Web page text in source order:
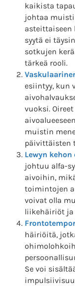
kaikista
johtaa
asteittaiseen
syytä ei
sotkujen
tärkeä rooli.
esiintyy, kun
vuoksi.
muistin
päivittäisten
Lewyn
johtuu alfa-
aivoihin,
toimintojen
voivat olla
liikehäiriöt
häiriöitä,
Se voi